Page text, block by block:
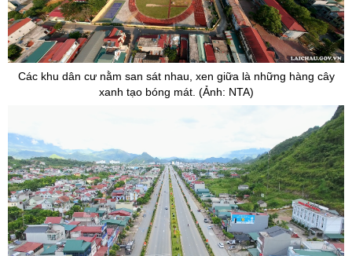
Các khu dân cư nằm san sát nhau, xen giữa là những hàng cây
xanh tạo bóng mát. (Ảnh: NTA)